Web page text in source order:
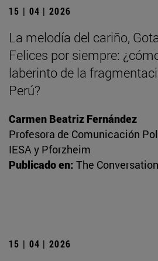
15 | 04 | 2026
La melodía del cariño,
Felices por siempre:
laberinto de la
Perú?
Carmen Beatriz Fernández
Profesora de Comunicación
IESA y Pforzheim
Publicado en: The Conversation
15 | 04 | 2026